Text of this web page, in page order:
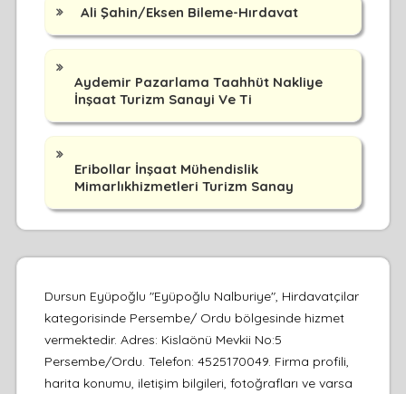
Ali Şahin/Eksen Bileme-Hırdavat
Aydemir Pazarlama Taahhüt Nakliye
İnşaat Turizm Sanayi Ve Ti
Eribollar İnşaat Mühendislik
Mimarlıkhizmetleri Turizm Sanay
Dursun Eyüpoğlu "Eyüpoğlu Nalburiye", Hirdavatçilar
kategorisinde Persembe/ Ordu bölgesinde hizmet
vermektedir. Adres: Kislaönü Mevkii No:5
Persembe/Ordu. Telefon: 4525170049. Firma profili,
harita konumu, iletişim bilgileri, fotoğrafları ve varsa